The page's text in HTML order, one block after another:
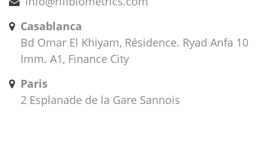
Casablanca
Bd Omar El Khiyam, Résidence. Ryad Anfa 10
Imm. A1, Finance City
Paris
2 Esplanade de la Gare Sannois